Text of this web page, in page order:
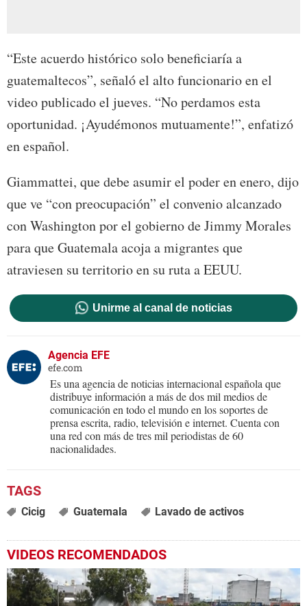
“Este acuerdo histórico solo beneficiaría a
guatemaltecos”, señaló el alto funcionario en el
video publicado el jueves. “No perdamos esta
oportunidad. ¡Ayudémonos mutuamente!”, enfatizó
en español.
Giammattei, que debe asumir el poder en enero, dijo
que ve “con preocupación” el convenio alcanzado
con Washington por el gobierno de Jimmy Morales
para que Guatemala acoja a migrantes que
atraviesen su territorio en su ruta a EEUU.
Unirme al canal de noticias
Agencia EFE
efe.com
Es una agencia de noticias internacional española que
distribuye información a más de dos mil medios de
comunicación en todo el mundo en los soportes de
prensa escrita, radio, televisión e internet. Cuenta con
una red con más de tres mil periodistas de 60
nacionalidades.
Cicig Guatemala Lavado de activos
VIDEOS RECOMENDADOS